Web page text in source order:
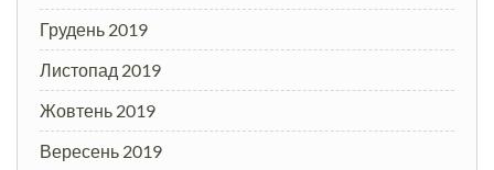
Грудень 2019
Листопад 2019
Жовтень 2019
Вересень 2019